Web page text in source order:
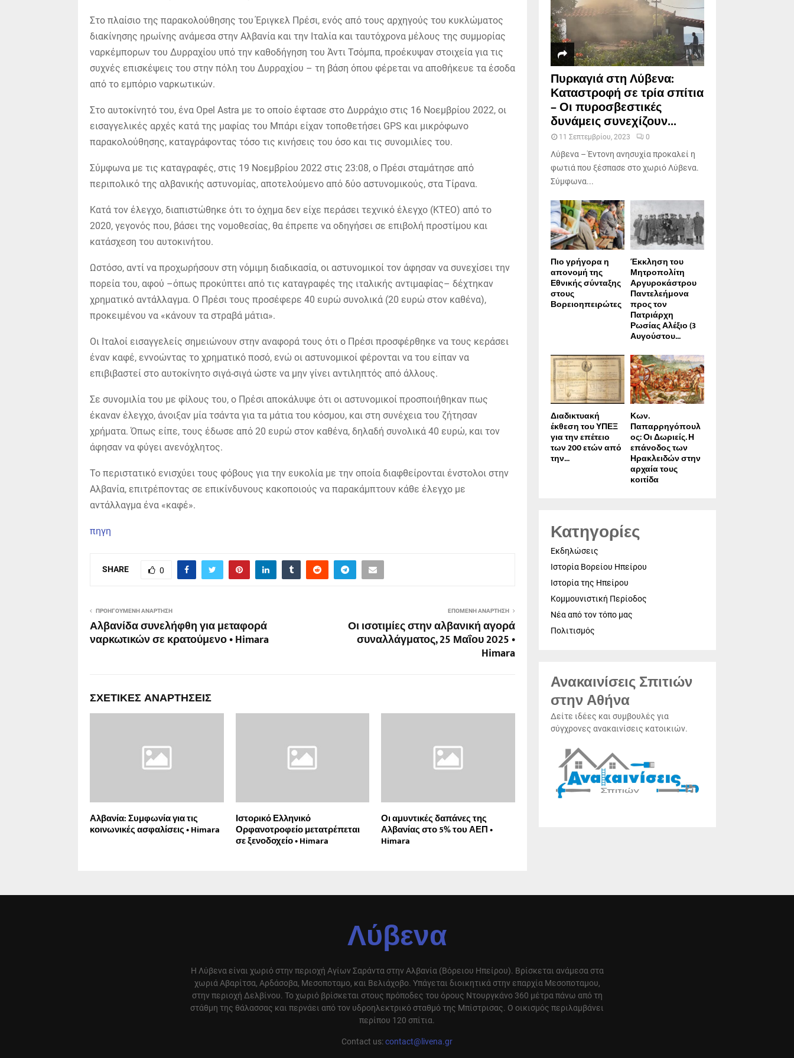
Στο πλαίσιο της παρακολούθησης του Έριγκελ Πρέσι, ενός από τους αρχηγούς του κυκλώματος
διακίνησης ηρωίνης ανάμεσα στην Αλβανία και την Ιταλία και ταυτόχρονα μέλους της συμμορίας
ναρκέμπορων του Δυρραχίου υπό την καθοδήγηση του Άντι Τσόμπα, προέκυψαν στοιχεία για τις
συχνές επισκέψεις του στην πόλη του Δυρραχίου – τη βάση όπου φέρεται να αποθήκευε τα έσοδα
από το εμπόριο ναρκωτικών.
Στο αυτοκίνητό του, ένα Opel Astra με το οποίο έφτασε στο Δυρράχιο στις 16 Νοεμβρίου 2022, οι
εισαγγελικές αρχές κατά της μαφίας του Μπάρι είχαν τοποθετήσει GPS και μικρόφωνο
παρακολούθησης, καταγράφοντας τόσο τις κινήσεις του όσο και τις συνομιλίες του.
Σύμφωνα με τις καταγραφές, στις 19 Νοεμβρίου 2022 στις 23:08, ο Πρέσι σταμάτησε από
περιπολικό της αλβανικής αστυνομίας, αποτελούμενο από δύο αστυνομικούς, στα Τίρανα.
Κατά τον έλεγχο, διαπιστώθηκε ότι το όχημα δεν είχε περάσει τεχνικό έλεγχο (ΚΤΕΟ) από το
2020, γεγονός που, βάσει της νομοθεσίας, θα έπρεπε να οδηγήσει σε επιβολή προστίμου και
κατάσχεση του αυτοκινήτου.
Ωστόσο, αντί να προχωρήσουν στη νόμιμη διαδικασία, οι αστυνομικοί τον άφησαν να συνεχίσει την
πορεία του, αφού –όπως προκύπτει από τις καταγραφές της ιταλικής αντιμαφίας– δέχτηκαν
χρηματικό αντάλλαγμα. Ο Πρέσι τους προσέφερε 40 ευρώ συνολικά (20 ευρώ στον καθένα),
προκειμένου να «κάνουν τα στραβά μάτια».
Οι Ιταλοί εισαγγελείς σημειώνουν στην αναφορά τους ότι ο Πρέσι προσφέρθηκε να τους κεράσει
έναν καφέ, εννοώντας το χρηματικό ποσό, ενώ οι αστυνομικοί φέρονται να του είπαν να
επιβιβαστεί στο αυτοκίνητο σιγά-σιγά ώστε να μην γίνει αντιληπτός από άλλους.
Σε συνομιλία του με φίλους του, ο Πρέσι αποκάλυψε ότι οι αστυνομικοί προσποιήθηκαν πως
έκαναν έλεγχο, άνοιξαν μία τσάντα για τα μάτια του κόσμου, και στη συνέχεια του ζήτησαν
χρήματα. Όπως είπε, τους έδωσε από 20 ευρώ στον καθένα, δηλαδή συνολικά 40 ευρώ, και τον
άφησαν να φύγει ανενόχλητος.
Το περιστατικό ενισχύει τους φόβους για την ευκολία με την οποία διαφθείρονται ένστολοι στην
Αλβανία, επιτρέποντας σε επικίνδυνους κακοποιούς να παρακάμπτουν κάθε έλεγχο με
αντάλλαγμα ένα «καφέ».
πηγη
SHARE 0
ΠΡΟΗΓΟΎΜΕΝΗ ΑΝΆΡΤΗΣΗ
Αλβανίδα συνελήφθη για μεταφορά
ναρκωτικών σε κρατούμενο • Himara
ΕΠΌΜΕΝΗ ΑΝΆΡΤΗΣΗ
Οι ισοτιμίες στην αλβανική αγορά
συναλλάγματος, 25 Μαΐου 2025 •
Himara
ΣΧΕΤΙΚΈΣ ΑΝΑΡΤΉΣΕΙΣ
Αλβανία: Συμφωνία για τις
κοινωνικές ασφαλίσεις • Himara
Ιστορικό Ελληνικό
Ορφανοτροφείο μετατρέπεται
σε ξενοδοχείο • Himara
Οι αμυντικές δαπάνες της
Αλβανίας στο 5% του ΑΕΠ •
Himara
Πυρκαγιά στη Λύβενα:
Καταστροφή σε τρία σπίτια
– Οι πυροσβεστικές
δυνάμεις συνεχίζουν...
11 Σεπτεμβρίου, 2023 0
Λύβενα – Έντονη ανησυχία προκαλεί η
φωτιά που ξέσπασε στο χωριό Λύβενα.
Σύμφωνα...
Πιο γρήγορα η
απονοµή της
Εθνικής σύνταξης
στους
Βορειοηπειρώτες
Έκκληση του
Μητροπολίτη
Αργυροκάστρου
Παντελεήμονα
προς τον
Πατριάρχη
Ρωσίας Αλέξιο (3
Αυγούστου...
Διαδικτυακή
έκθεση του ΥΠΕΞ
για την επέτειο
των 200 ετών από
την...
Κων.
Παπαρρηγόπουλ
ος: Οι Δωριείς. Η
επάνοδος των
Ηρακλειδών στην
αρχαία τους
κοιτίδα
Κατηγορίες
Εκδηλώσεις
Ιστορία Βορείου Ηπείρου
Ιστορία της Ηπείρου
Κομμουνιστική Περίοδος
Νέα από τον τόπο μας
Πολιτισμός
Ανακαινίσεις Σπιτιών
στην Αθήνα
Δείτε ιδέες και συμβουλές για
σύγχρονες ανακαινίσεις κατοικιών.
Λύβενα
Η Λύβενα είναι χωριό στην περιοχή Αγίων Σαράντα στην Αλβανία (Βόρειου Ηπείρου). Βρίσκεται ανάμεσα στα
χωριά Αβαρίτσα, Αρδάσοβα, Μεσοποταμο, και Βελιάχοβο. Υπάγεται διοικητικά στην επαρχία Μεσοποταμου,
στην περιοχή Δελβίνου. Το χωριό βρίσκεται στους πρόποδες του όρους Ντουργκάνο 360 μέτρα πάνω από τη
στάθμη της θάλασσας και περνάει από τον υδροηλεκτρικό σταθμό της Μπίστρισας. Ο οικισμός περιλαμβάνει
περίπου 120 σπίτια.
Contact us:contact@livena.gr